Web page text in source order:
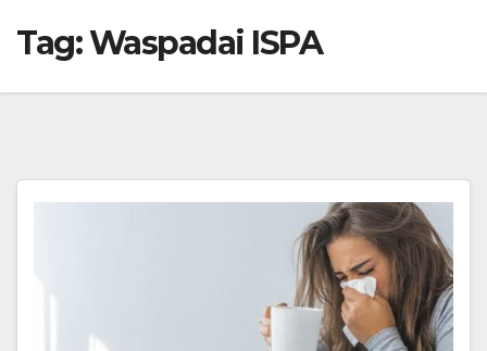
Tag:Waspadai ISPA